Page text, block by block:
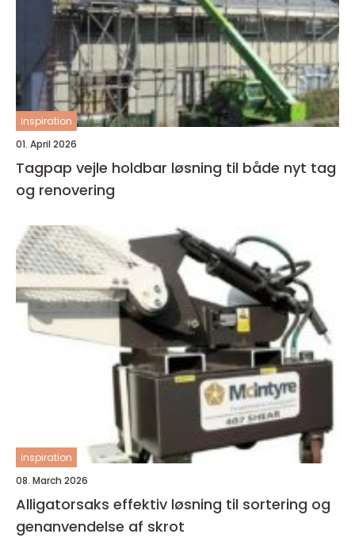
inspiration
01. April 2026
Tagpap vejle holdbar løsning til både nyt tag
og renovering
inspiration
08. March 2026
Alligatorsaks effektiv løsning til sortering og
genanvendelse af skrot